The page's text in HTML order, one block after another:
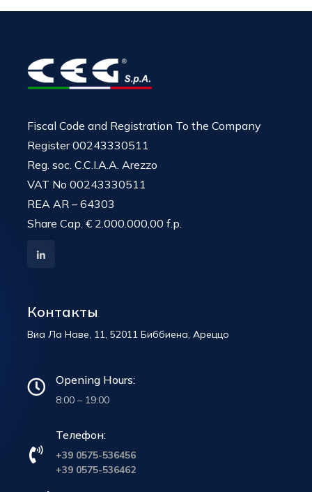
Fiscal Code and Registration To the Company
Register 00243330511
Reg. soc. C.C.I.A.A. Arezzo
VAT No 00243330511
REA AR – 64303
Share Cap. € 2.000.000,00 f.p.
Контакты
Виа Ла Наве, 11, 52011 Биббиена, Ареццо
Opening Hours:
8:00 – 19:00
Телефон:
+39 0575-536456
+39 0575-536462